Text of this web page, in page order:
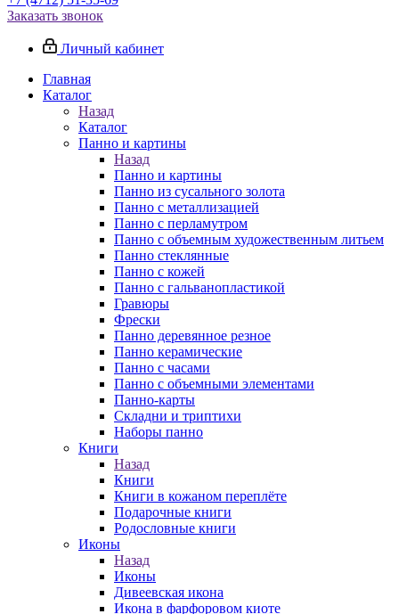
Заказать звонок
Личный кабинет
Главная
Каталог
Назад
Каталог
Панно и картины
Назад
Панно и картины
Панно из сусального золота
Панно с металлизацией
Панно с перламутром
Панно с объемным художественным литьем
Панно стеклянные
Панно с кожей
Панно с гальванопластикой
Гравюры
Фрески
Панно деревянное резное
Панно керамические
Панно с часами
Панно с объемными элементами
Панно-карты
Складни и триптихи
Наборы панно
Книги
Назад
Книги
Книги в кожаном переплёте
Подарочные книги
Родословные книги
Иконы
Назад
Иконы
Дивеевская икона
Икона в фарфоровом киоте